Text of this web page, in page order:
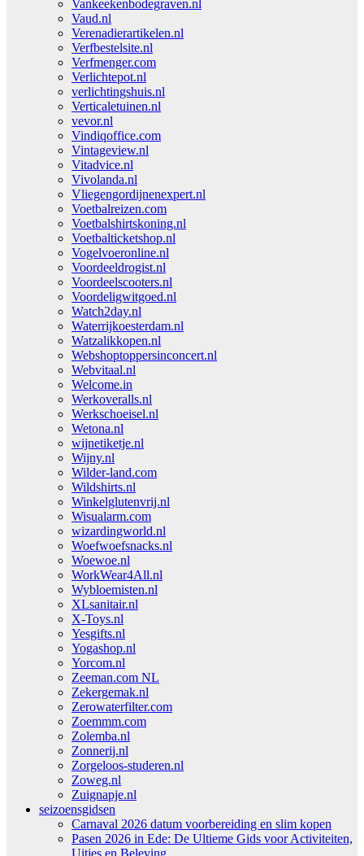
Vankeekenbodegraven.nl
Vaud.nl
Verenadierartikelen.nl
Verfbestelsite.nl
Verfmenger.com
Verlichtepot.nl
verlichtingshuis.nl
Verticaletuinen.nl
vevor.nl
Vindiqoffice.com
Vintageview.nl
Vitadvice.nl
Vivolanda.nl
Vliegengordijnenexpert.nl
Voetbalreizen.com
Voetbalshirtskoning.nl
Voetbalticketshop.nl
Vogelvoeronline.nl
Voordeeldrogist.nl
Voordeelscooters.nl
Voordeligwitgoed.nl
Watch2day.nl
Waterrijkoesterdam.nl
Watzalikkopen.nl
Webshoptoppersinconcert.nl
Webvitaal.nl
Welcome.in
Werkoveralls.nl
Werkschoeisel.nl
Wetona.nl
wijnetiketje.nl
Wijny.nl
Wilder-land.com
Wildshirts.nl
Winkelglutenvrij.nl
Wisualarm.com
wizardingworld.nl
Woefwoefsnacks.nl
Woewoe.nl
WorkWear4All.nl
Wybloemisten.nl
XLsanitair.nl
X-Toys.nl
Yesgifts.nl
Yogashop.nl
Yorcom.nl
Zeeman.com NL
Zekergemak.nl
Zerowaterfilter.com
Zoemmm.com
Zolemba.nl
Zonnerij.nl
Zorgeloos-studeren.nl
Zoweg.nl
Zuignapje.nl
seizoensgidsen
Carnaval 2026 datum voorbereiding en slim kopen
Pasen 2026 in Ede: De Ultieme Gids voor Activiteiten,
Uitjes en Beleving